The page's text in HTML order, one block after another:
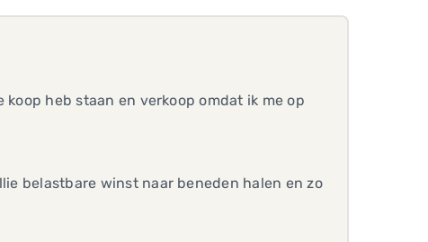
heb staan en verkoop omdat ik me op
belastbare winst naar beneden halen en zo